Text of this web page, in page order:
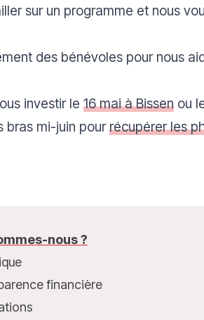
sur un programme et nous
des bénévoles pour nous
investir le 16 mai à Bissen ou
bras mi-juin pourrécupérer les
nous ?
financière